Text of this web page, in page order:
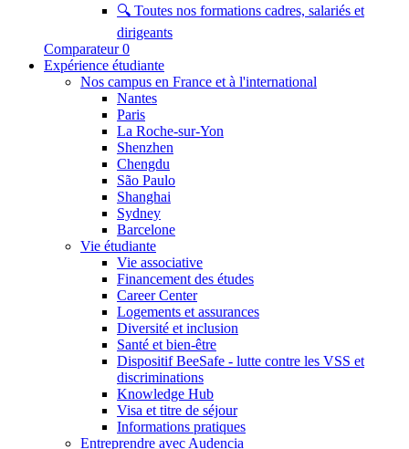
🔍 Toutes nos formations cadres, salariés et
dirigeants
Comparateur 0
Expérience étudiante
Nos campus en France et à l'international
Nantes
Paris
La Roche-sur-Yon
Shenzhen
Chengdu
São Paulo
Shanghai
Sydney
Barcelone
Vie étudiante
Vie associative
Financement des études
Career Center
Logements et assurances
Diversité et inclusion
Santé et bien-être
Dispositif BeeSafe - lutte contre les VSS et
discriminations
Knowledge Hub
Visa et titre de séjour
Informations pratiques
Entreprendre avec Audencia